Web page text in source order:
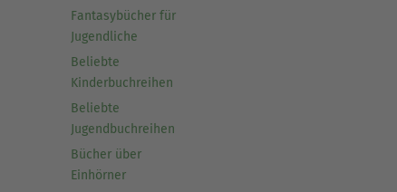
Fantasybücher für
Jugendliche
Beliebte
Kinderbuchreihen
Beliebte
Jugendbuchreihen
Bücher über
Einhörner